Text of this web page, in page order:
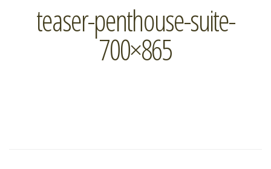
teaser-penthouse-suite-
700×865